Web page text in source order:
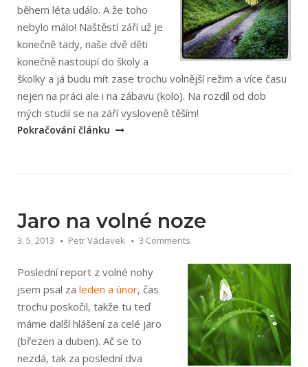
během léta událo. A že toho
nebylo málo! Naštěstí září už je
konečně tady, naše dvě děti
konečně nastoupí do školy a
školky a já budu mít zase trochu volnější režim a více času
nejen na práci ale i na zábavu (kolo). Na rozdíl od dob
mých studií se na září vysloveně těším!
Pokračování článku
Jaro na volné noze
3. 5. 2013 Petr Václavek 3 Comments
Poslední report z volné nohy
jsem psal za leden a únor, čas
trochu poskočil, takže tu teď
máme další hlášení za celé jaro
(březen a duben). Ač se to
nezdá, tak za poslední dva